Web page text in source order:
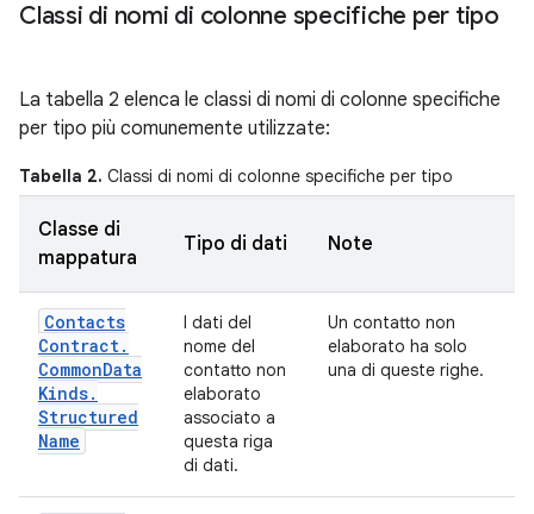
Classi di nomi di colonne specifiche per tipo
La tabella 2 elenca le classi di nomi di colonne specifiche
per tipo più comunemente utilizzate:
Tabella 2. Classi di nomi di colonne specifiche per tipo
Classe di
mappatura
Tipo di dati Note
Contacts
Contract.
CommonData
Kinds.
Structured
Name
I dati del
nome del
contatto non
elaborato
associato a
questa riga
di dati.
Un contatto non
elaborato ha solo
una di queste righe.